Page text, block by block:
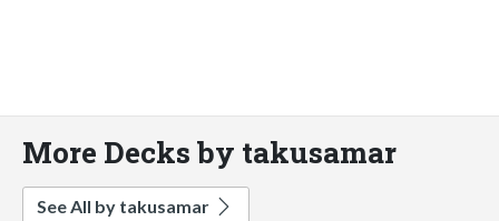
More Decks by takusamar
See All by takusamar